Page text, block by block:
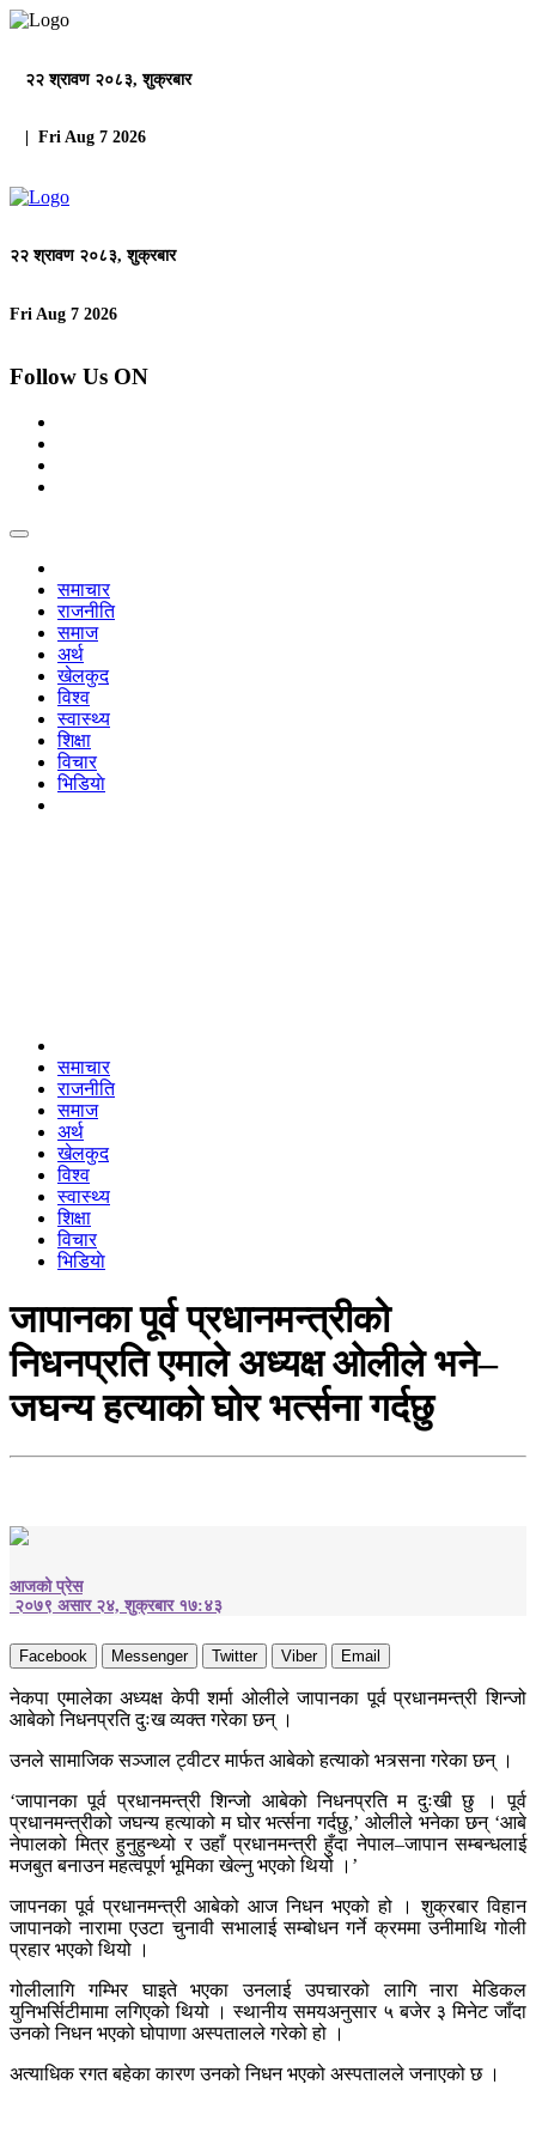
२२ श्रावण २०८३, शुक्रबार
| Fri Aug 7 2026
२२ श्रावण २०८३, शुक्रबार
Fri Aug 7 2026
Follow Us ON
समाचार
राजनीति
समाज
अर्थ
खेलकुद
विश्व
स्वास्थ्य
शिक्षा
विचार
भिडियाे
समाचार
राजनीति
समाज
अर्थ
खेलकुद
विश्व
स्वास्थ्य
शिक्षा
विचार
भिडियाे
जापानका पूर्व प्रधानमन्त्रीको
निधनप्रति एमाले अध्यक्ष ओलीले भने–
जघन्य हत्याको घोर भर्त्सना गर्दछु
आजको प्रेस
२०७९ असार २४, शुक्रबार १७:४३
Facebook Messenger Twitter Viber Email
नेकपा एमालेका अध्यक्ष केपी शर्मा ओलीले जापानका पूर्व प्रधानमन्त्री शिन्जो
आबेको निधनप्रति दुःख व्यक्त गरेका छन् ।
उनले सामाजिक सञ्जाल ट्वीटर मार्फत आबेको हत्याको भत्र्सना गरेका छन् ।
‘जापानका पूर्व प्रधानमन्त्री शिन्जो आबेको निधनप्रति म दुःखी छु । पूर्व
प्रधानमन्त्रीको जघन्य हत्याको म घोर भर्त्सना गर्दछु,’ ओलीले भनेका छन् ‘आबे
नेपालको मित्र हुनुहुन्थ्यो र उहाँ प्रधानमन्त्री हुँदा नेपाल–जापान सम्बन्धलाई
मजबुत बनाउन महत्वपूर्ण भूमिका खेल्नु भएको थियो ।’
जापनका पूर्व प्रधानमन्त्री आबेको आज निधन भएको हो । शुक्रबार विहान
जापानको नारामा एउटा चुनावी सभालाई सम्बोधन गर्ने क्रममा उनीमाथि गोली
प्रहार भएको थियो ।
गोलीलागि गम्भिर घाइते भएका उनलाई उपचारको लागि नारा मेडिकल
युनिभर्सिटीमामा लगिएको थियो । स्थानीय समयअनुसार ५ बजेर ३ मिनेट जाँदा
उनको निधन भएको घोपाणा अस्पतालले गरेको हो ।
अत्याधिक रगत बहेका कारण उनको निधन भएको अस्पतालले जनाएको छ ।